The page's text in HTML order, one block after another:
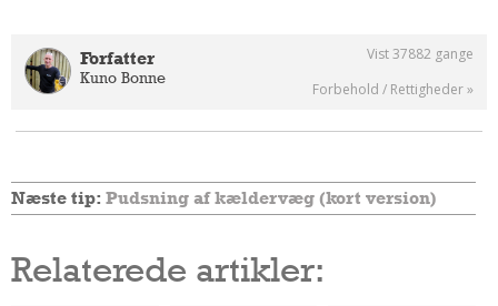
Andet
MALER
Kan Det Males?
MURER
Reparationer
Forfatter
Kuno Bonne
Vist 37882 gange
Forbehold / Rettigheder »
Næste tip: Pudsning af kældervæg (kort version)
Relaterede artikler: